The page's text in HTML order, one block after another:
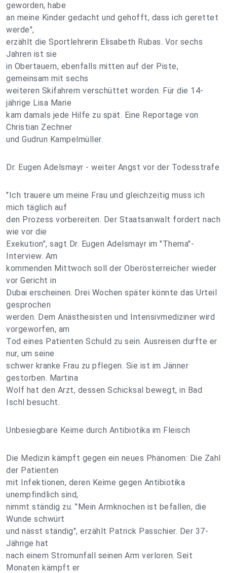
geworden, habe
an meine Kinder gedacht und gehofft, dass ich gerettet
werde",
erzählt die Sportlehrerin Elisabeth Rubas. Vor sechs
Jahren ist sie
in Obertauern, ebenfalls mitten auf der Piste,
gemeinsam mit sechs
weiteren Skifahrern verschüttet worden. Für die 14-
jährige Lisa Marie
kam damals jede Hilfe zu spät. Eine Reportage von
Christian Zechner
und Gudrun Kampelmüller.
Dr. Eugen Adelsmayr - weiter Angst vor der Todesstrafe
"Ich trauere um meine Frau und gleichzeitig muss ich
mich täglich auf
den Prozess vorbereiten. Der Staatsanwalt fordert nach
wie vor die
Exekution", sagt Dr. Eugen Adelsmayr im "Thema"-
Interview. Am
kommenden Mittwoch soll der Oberösterreicher wieder
vor Gericht in
Dubai erscheinen. Drei Wochen später könnte das Urteil
gesprochen
werden. Dem Anästhesisten und Intensivmediziner wird
vorgeworfen, am
Tod eines Patienten Schuld zu sein. Ausreisen durfte er
nur, um seine
schwer kranke Frau zu pflegen. Sie ist im Jänner
gestorben. Martina
Wolf hat den Arzt, dessen Schicksal bewegt, in Bad
Ischl besucht.
Unbesiegbare Keime durch Antibiotika im Fleisch
Die Medizin kämpft gegen ein neues Phänomen: Die Zahl
der Patienten
mit Infektionen, deren Keime gegen Antibiotika
unempfindlich sind,
nimmt ständig zu. "Mein Armknochen ist befallen, die
Wunde schwürt
und nässt ständig", erzählt Patrick Passchier. Der 37-
Jährige hat
nach einem Stromunfall seinen Arm verloren. Seit
Monaten kämpft er